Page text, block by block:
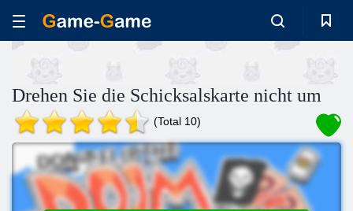
Drehen Sie die Schicksalskarte nicht um
(Total 10)